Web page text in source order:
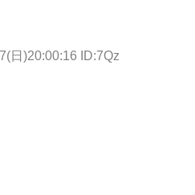
日)20:00:16 ID:7Qz